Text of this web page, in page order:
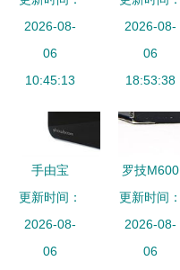
来空间的智
能触控产品
2026-08-
06
10:45:13
批发选对渠
道的关键指
南
2026-08-
06
18:53:38
手由宝
B1001 3.5
寸触控4G
智能无线路
更新时间：
2026-08-
06
罗技M600
无线触控鼠
标 指尖上
的灵动操控
更新时间：
2026-08-
06